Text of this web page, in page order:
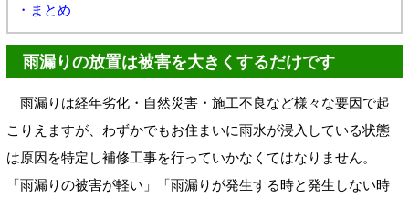
・まとめ
雨漏りの放置は被害を大きくするだけです
雨漏りは経年劣化・自然災害・施工不良など様々な要因で起
こりえますが、わずかでもお住まいに雨水が浸入している状態
は原因を特定し補修工事を行っていかなくてはなりません。
「雨漏りの被害が軽い」「雨漏りが発生する時と発生しない時